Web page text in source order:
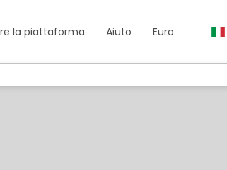
la piattaforma Aiuto Euro